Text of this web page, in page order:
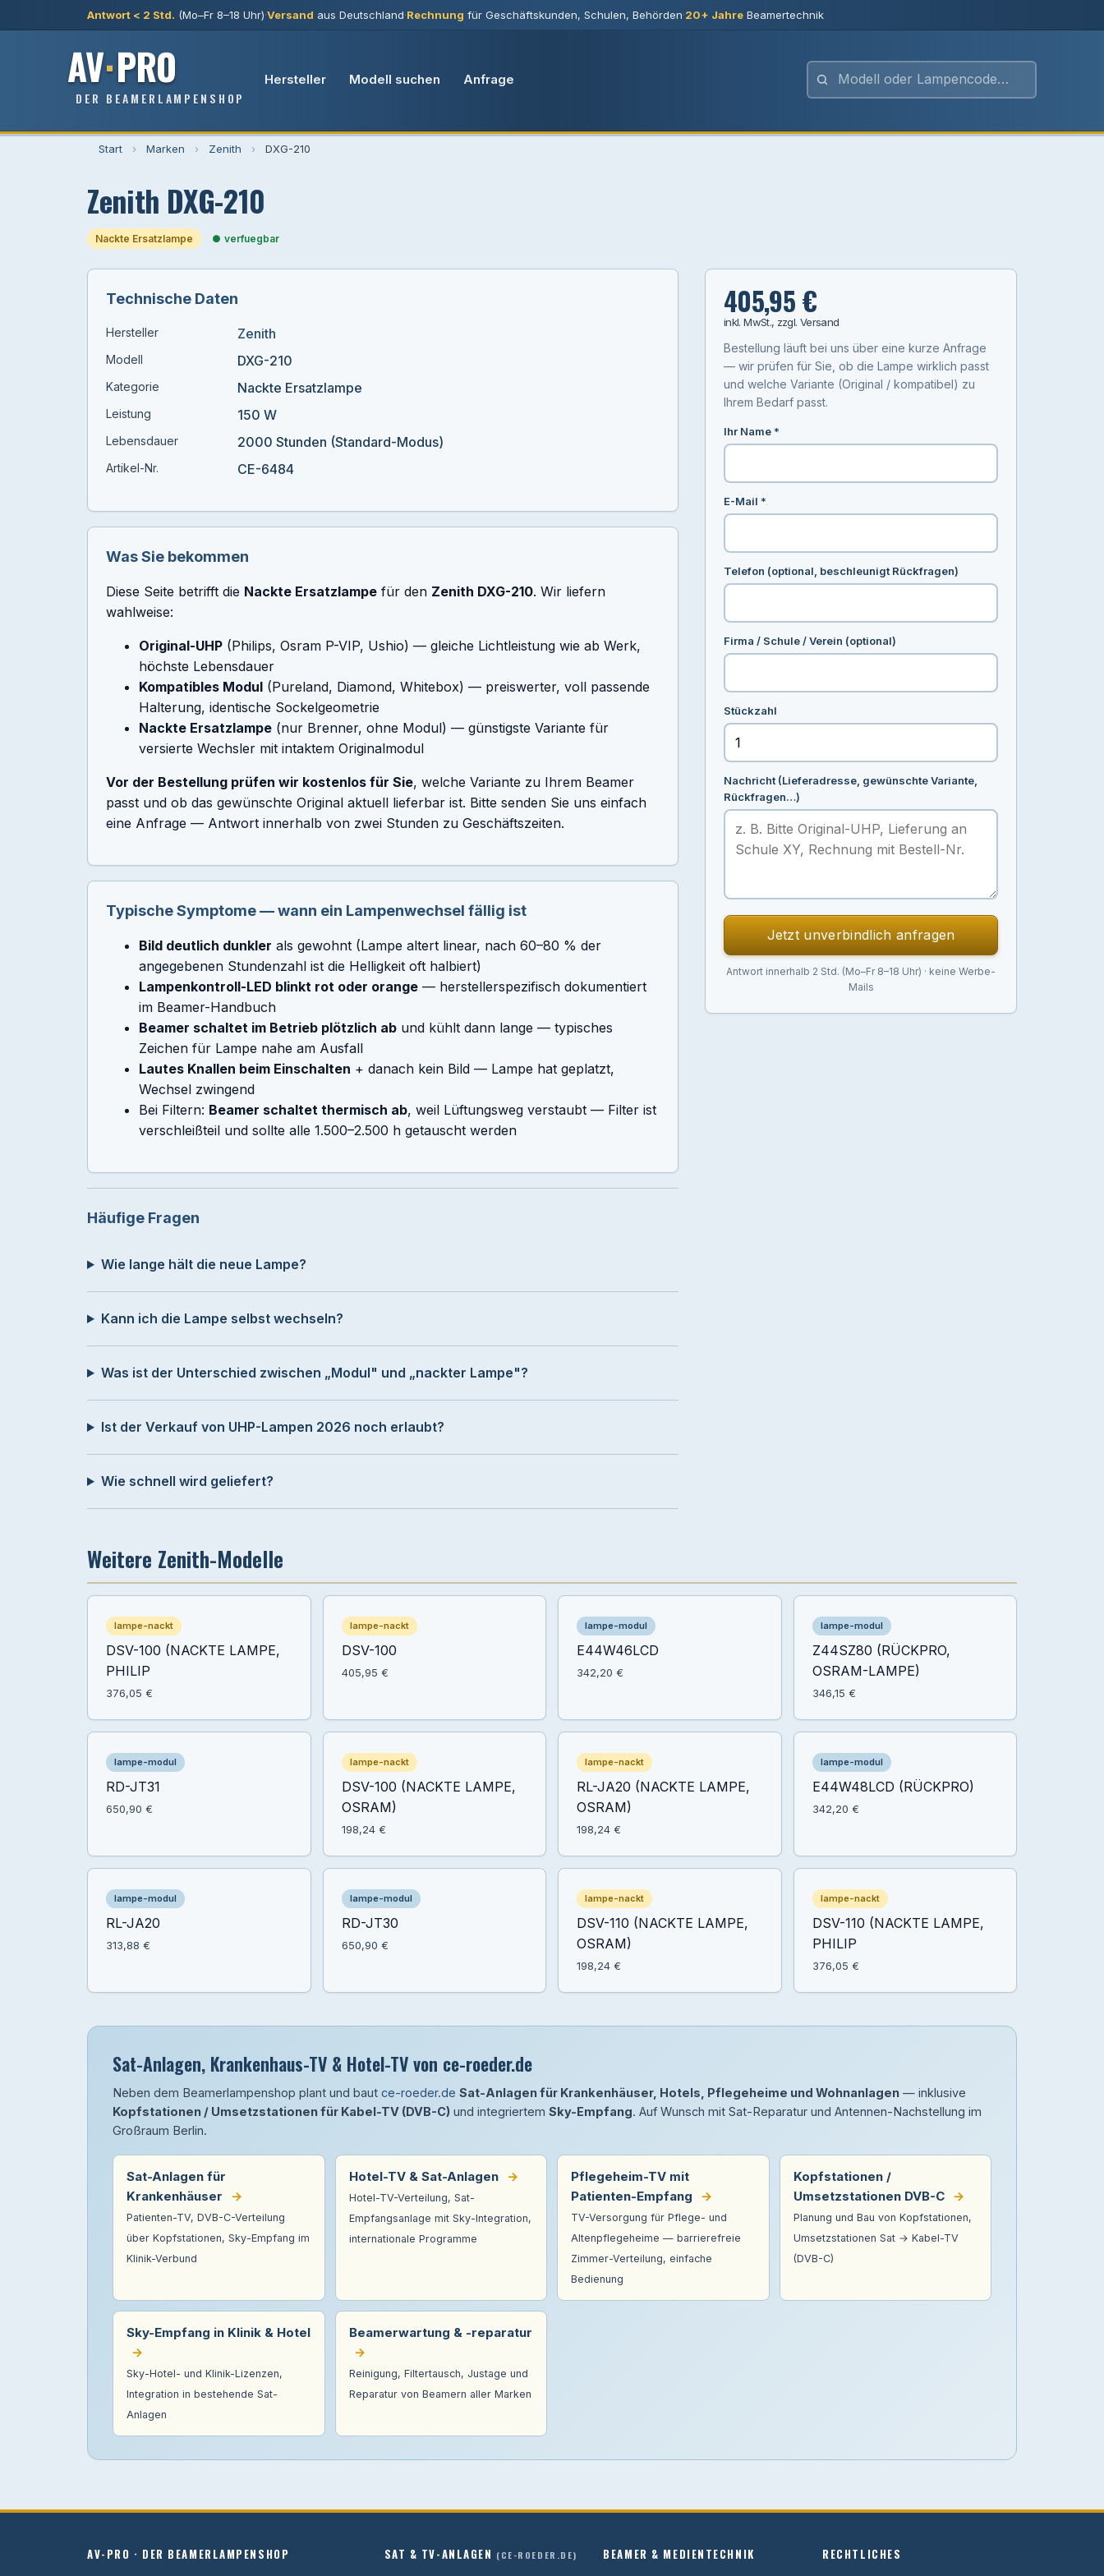
Antwort < 2 Std. (Mo–Fr 8–18 Uhr)·Versand aus Deutschland·Rechnung für Geschäftskunden, Schulen, Behörden·20+ Jahre Beamertechnik
AV·PRO
DER BEAMERLAMPENSHOP
Hersteller Modell suchen Anfrage
Start › Marken › Zenith › DXG-210
Zenith DXG-210
Nackte Ersatzlampe verfuegbar
Technische Daten
Hersteller Zenith
Modell DXG-210
Kategorie Nackte Ersatzlampe
Leistung 150 W
Lebensdauer 2000 Stunden (Standard-Modus)
Artikel-Nr. CE-6484
Was Sie bekommen
Diese Seite betrifft die Nackte Ersatzlampe für den Zenith DXG-210. Wir liefern
wahlweise:
Original-UHP (Philips, Osram P-VIP, Ushio) — gleiche Lichtleistung wie ab Werk,
höchste Lebensdauer
Kompatibles Modul (Pureland, Diamond, Whitebox) — preiswerter, voll passende
Halterung, identische Sockelgeometrie
Nackte Ersatzlampe (nur Brenner, ohne Modul) — günstigste Variante für
versierte Wechsler mit intaktem Originalmodul
Vor der Bestellung prüfen wir kostenlos für Sie, welche Variante zu Ihrem Beamer
passt und ob das gewünschte Original aktuell lieferbar ist. Bitte senden Sie uns einfach
eine Anfrage — Antwort innerhalb von zwei Stunden zu Geschäftszeiten.
Typische Symptome — wann ein Lampenwechsel fällig ist
Bild deutlich dunkler als gewohnt (Lampe altert linear, nach 60–80 % der
angegebenen Stundenzahl ist die Helligkeit oft halbiert)
Lampenkontroll-LED blinkt rot oder orange — herstellerspezifisch dokumentiert
im Beamer-Handbuch
Beamer schaltet im Betrieb plötzlich ab und kühlt dann lange — typisches
Zeichen für Lampe nahe am Ausfall
Lautes Knallen beim Einschalten + danach kein Bild — Lampe hat geplatzt,
Wechsel zwingend
Bei Filtern: Beamer schaltet thermisch ab, weil Lüftungsweg verstaubt — Filter ist
verschleißteil und sollte alle 1.500–2.500 h getauscht werden
Häufige Fragen
Wie lange hält die neue Lampe?
Kann ich die Lampe selbst wechseln?
Was ist der Unterschied zwischen „Modul" und „nackter Lampe"?
Ist der Verkauf von UHP-Lampen 2026 noch erlaubt?
Wie schnell wird geliefert?
405,95 €
inkl. MwSt., zzgl. Versand
Bestellung läuft bei uns über eine kurze Anfrage
— wir prüfen für Sie, ob die Lampe wirklich passt
und welche Variante (Original / kompatibel) zu
Ihrem Bedarf passt.
Ihr Name *
E-Mail *
Telefon (optional, beschleunigt Rückfragen)
Firma / Schule / Verein (optional)
Stückzahl
Nachricht (Lieferadresse, gewünschte Variante,
Rückfragen…)
Jetzt unverbindlich anfragen
Antwort innerhalb 2 Std. (Mo–Fr 8–18 Uhr) · keine Werbe-
Mails
Weitere Zenith-Modelle
lampe-nackt
DSV-100 (NACKTE LAMPE,
PHILIP
376,05 €
lampe-nackt
DSV-100
405,95 €
lampe-modul
E44W46LCD
342,20 €
lampe-modul
Z44SZ80 (RÜCKPRO,
OSRAM-LAMPE)
346,15 €
lampe-modul
RD-JT31
650,90 €
lampe-nackt
DSV-100 (NACKTE LAMPE,
OSRAM)
198,24 €
lampe-nackt
RL-JA20 (NACKTE LAMPE,
OSRAM)
198,24 €
lampe-modul
E44W48LCD (RÜCKPRO)
342,20 €
lampe-modul
RL-JA20
313,88 €
lampe-modul
RD-JT30
650,90 €
lampe-nackt
DSV-110 (NACKTE LAMPE,
OSRAM)
198,24 €
lampe-nackt
DSV-110 (NACKTE LAMPE,
PHILIP
376,05 €
Sat-Anlagen, Krankenhaus-TV & Hotel-TV von ce-roeder.de
Neben dem Beamerlampenshop plant und baut ce-roeder.de Sat-Anlagen für Krankenhäuser, Hotels, Pflegeheime und Wohnanlagen — inklusive
Kopfstationen / Umsetzstationen für Kabel-TV (DVB-C) und integriertem Sky-Empfang. Auf Wunsch mit Sat-Reparatur und Antennen-Nachstellung im
Großraum Berlin.
Sat-Anlagen für
Krankenhäuser
→
Patienten-TV, DVB-C-Verteilung
über Kopfstationen, Sky-Empfang im
Klinik-Verbund
Hotel-TV & Sat-Anlagen →
Hotel-TV-Verteilung, Sat-
Empfangsanlage mit Sky-Integration,
internationale Programme
Pflegeheim-TV mit
Patienten-Empfang
→
TV-Versorgung für Pflege- und
Altenpflegeheime — barrierefreie
Zimmer-Verteilung, einfache
Bedienung
Kopfstationen /
Umsetzstationen DVB-C →
Planung und Bau von Kopfstationen,
Umsetzstationen Sat → Kabel-TV
(DVB-C)
Sky-Empfang in Klinik & Hotel
→
Sky-Hotel- und Klinik-Lizenzen,
Integration in bestehende Sat-
Anlagen
Beamerwartung & -reparatur
→
Reinigung, Filtertausch, Justage und
Reparatur von Beamern aller Marken
AV-PRO · DER BEAMERLAMPENSHOP SAT & TV-ANLAGEN (CE-ROEDER.DE) BEAMER & MEDIENTECHNIK RECHTLICHES